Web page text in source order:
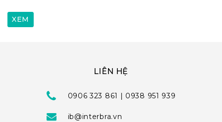
LIÊN HỆ
0906 323 861 | 0938 951 939
ib@interbra.vn